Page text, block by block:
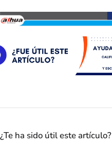
¿Te ha sido útil este artículo?